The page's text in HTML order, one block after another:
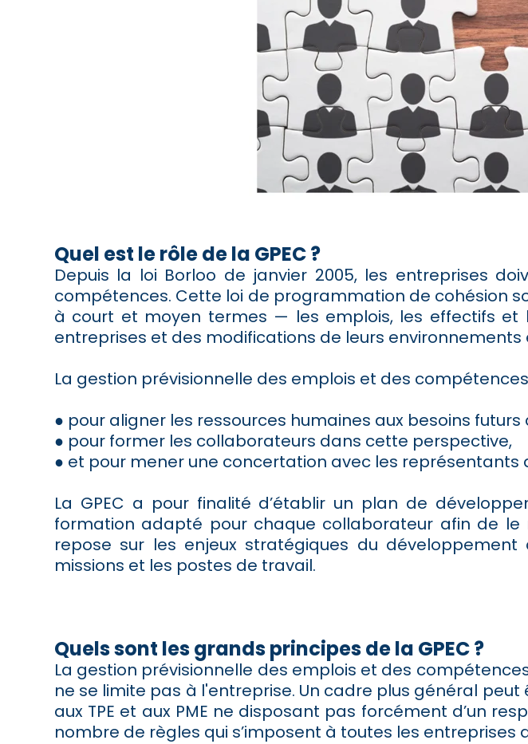
Quel est le rôle de la GPEC ?
Depuis la loi Borloo de janvier 2005, les entreprises
compétences. Cette loi de programmation de cohésion
à court et moyen termes — les emplois, les effectifs et
entreprises et des modifications de leurs
La gestion prévisionnelle des emplois et des
● pour aligner les ressources humaines aux besoins futurs
● pour former les collaborateurs dans cette perspective,
● et pour mener une concertation avec les représentants
La GPEC a pour finalité d’établir un plan de
formation adapté pour chaque collaborateur afin de le
repose sur les enjeux stratégiques du
missions et les postes de travail.
Quels sont les grands principes de la GPEC ?
La gestion prévisionnelle des emplois et des
ne se limite pas à l'entreprise. Un cadre plus général
aux TPE et aux PME ne disposant pas forcément d’un
nombre de règles qui s’imposent à toutes les